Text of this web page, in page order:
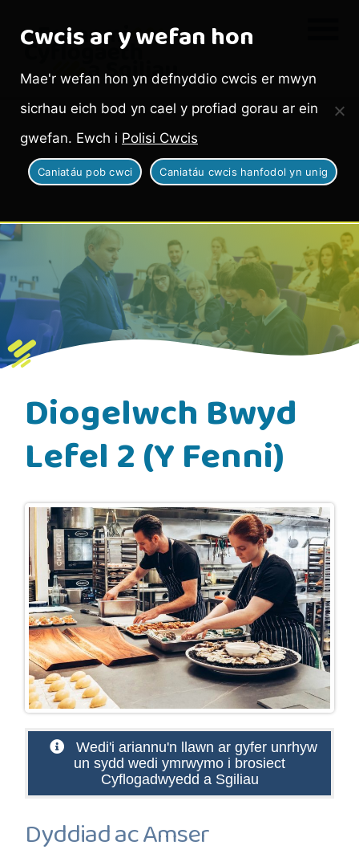
Cwcis ar y wefan hon
Mae'r wefan hon yn defnyddio cwcis er mwyn
sicrhau eich bod yn cael y profiad gorau ar ein
gwefan. Ewch i Polisi Cwcis
Caniatáu pob cwci Caniatáu cwcis hanfodol yn unig
Diogelwch Bwyd
Lefel 2 (Y Fenni)
Wedi'i ariannu'n llawn ar gyfer unrhyw
un sydd wedi ymrwymo i brosiect
Cyflogadwyedd a Sgiliau
Dyddiad ac Amser